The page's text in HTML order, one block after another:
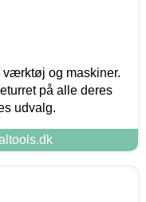
værktøj og maskiner.
på alle deres
udvalg.